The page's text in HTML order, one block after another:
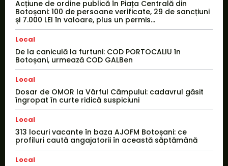
Acțiune de ordine publică în Piața Centrală din
Botoșani: 100 de persoane verificate, 29 de sancțiuni
și 7.000 LEI în valoare, plus un permis...
Local
De la caniculă la furtuni: COD PORTOCALIU în
Botoșani, urmează COD GALBen
Local
Dosar de OMOR la Vârful Câmpului: cadavrul găsit
îngropat în curte ridică suspiciuni
Local
313 locuri vacante în baza AJOFM Botoșani: ce
profiluri caută angajatorii în această săptămână
Local